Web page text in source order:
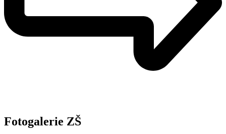
Fotogalerie ZŠ